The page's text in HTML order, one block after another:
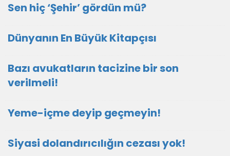
Sen hiç ‘Şehir’ gördün mü?
Dünyanın En Büyük Kitapçısı
Bazı avukatların tacizine bir son
verilmeli!
Yeme-içme deyip geçmeyin!
Siyasi dolandırıcılığın cezası yok!